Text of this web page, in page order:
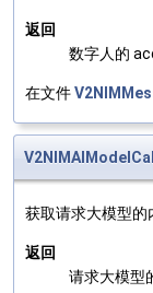
返回
数字人的
在文件
获取请求大模型的
返回
请求大模型